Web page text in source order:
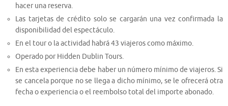
hacer una reserva.
Las tarjetas de crédito solo se cargarán una vez confirmada la
disponibilidad del espectáculo.
En el tour o la actividad habrá 43 viajeros como máximo.
Operado por Hidden Dublin Tours.
En esta experiencia debe haber un número mínimo de viajeros. Si
se cancela porque no se llega a dicho mínimo, se le ofrecerá otra
fecha o experiencia o el reembolso total del importe abonado.